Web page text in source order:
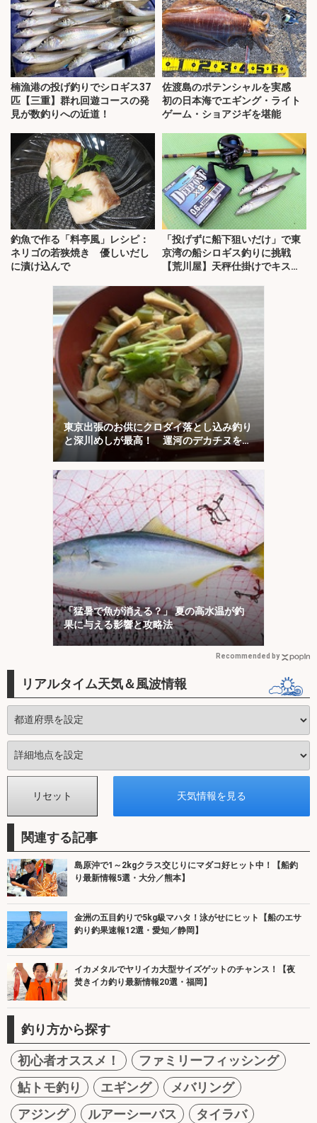
楠漁港の投げ釣りでシロギス37
匹【三重】群れ回遊コースの発
見が数釣りへの近道！
佐渡島のポテンシャルを実感
初の日本海でエギング・ライト
ゲーム・ショアジギを堪能
釣魚で作る「料亭風」レシピ：
ネリゴの若狭焼き 優しいだし
に漬け込んで
「投げずに船下狙いだけ」で東
京湾の船シロギス釣りに挑戦
【荒川屋】天秤仕掛けでキス約
東京出張のお供にクロダイ落とし込み釣り
と深川めしが最高！ 運河のデカチヌを狙
「猛暑で魚が消える？」 夏の高水温が釣
果に与える影響と攻略法
Recommended by
リアルタイム天気＆風波情報
関連する記事
島原沖で1～2kgクラス交じりにマダコ好ヒット中！【船釣
り最新情報5選・大分／熊本】
金洲の五目釣りで5kg級マハタ！泳がせにヒット【船のエサ
釣り釣果速報12選・愛知／静岡】
イカメタルでヤリイカ大型サイズゲットのチャンス！【夜
焚きイカ釣り最新情報20選・福岡】
釣り方から探す
初心者オススメ！
ファミリーフィッシング
鮎トモ釣り
エギング
メバリング
アジング
ルアーシーバス
タイラバ